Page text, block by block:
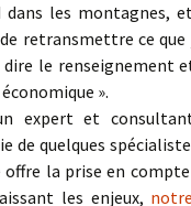
les montagnes,
retransmettre ce que
le renseignement
».
expert et
quelques
la prise en compte
les enjeux,